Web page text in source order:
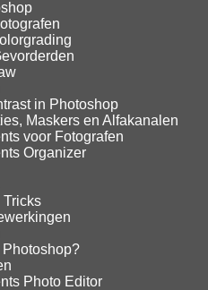
in Photoshop
Maskers en Alfakanalen
voor Fotografen
Organizer
Tricks
Photo Editor